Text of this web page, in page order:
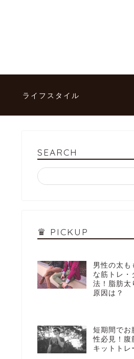
ライフスタイル
SEARCH
♛ PICKUP
男性の太も
な筋トレ・
法！脂肪太
原因は？
短期間でお
性必見！腹
キットトレ